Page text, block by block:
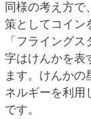
同様の考え方で
策としてコイン
「フライング
字はけんかを表
ます。けんかの
ネルギーを利用
です。